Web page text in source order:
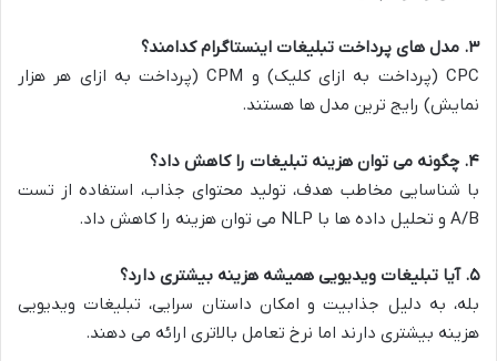
۳. مدل های پرداخت تبلیغات اینستاگرام کدامند؟
CPC (پرداخت به ازای کلیک) و CPM (پرداخت به ازای هر هزار
نمایش) رایج ترین مدل ها هستند.
۴. چگونه می توان هزینه تبلیغات را کاهش داد؟
با شناسایی مخاطب هدف، تولید محتوای جذاب، استفاده از تست
A/B و تحلیل داده ها با NLP می توان هزینه را کاهش داد.
۵. آیا تبلیغات ویدیویی همیشه هزینه بیشتری دارد؟
بله، به دلیل جذابیت و امکان داستان سرایی، تبلیغات ویدیویی
هزینه بیشتری دارند اما نرخ تعامل بالاتری ارائه می دهند.